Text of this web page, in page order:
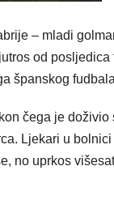
– mladi
od
španskog
čega je
Ljekari u
no uprkos